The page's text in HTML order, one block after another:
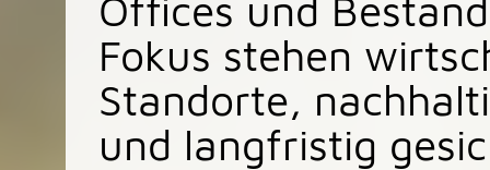
Fokus stehen
Standorte,
und langfristig